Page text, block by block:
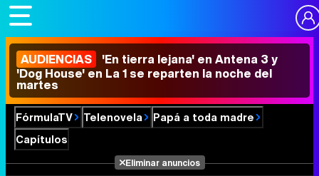
AUDIENCIAS 'En tierra lejana' en Antena 3 y
'Dog House' en La 1 se reparten la noche del
martes
FórmulaTV Telenovela
Papá a toda madre
Capítulos
Eliminar anuncios